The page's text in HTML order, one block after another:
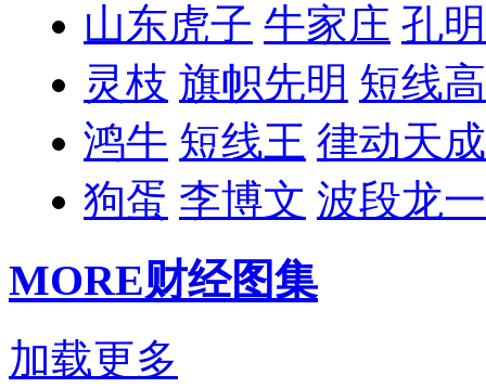
山东虎子 牛家庄 孔
灵枝 旗帜先明 短线
鸿牛 短线王 律动天成
狗蛋 李博文 波段龙一
MORE财经图集
加载更多